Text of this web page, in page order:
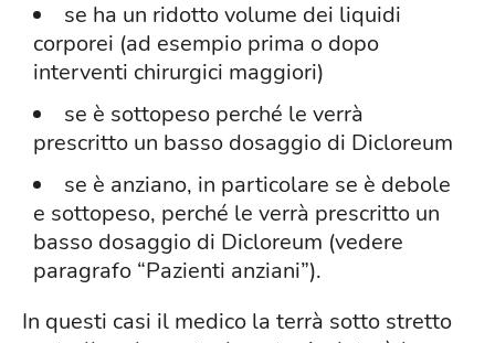
se ha un ridotto volume dei liquidi
corporei (ad esempio prima o dopo
interventi chirurgici maggiori)
se è sottopeso perché le verrà
prescritto un basso dosaggio di Dicloreum
se è anziano, in particolare se è debole
e sottopeso, perché le verrà prescritto un
basso dosaggio di Dicloreum (vedere
paragrafo “Pazienti anziani”).
In questi casi il medico la terrà sotto stretto